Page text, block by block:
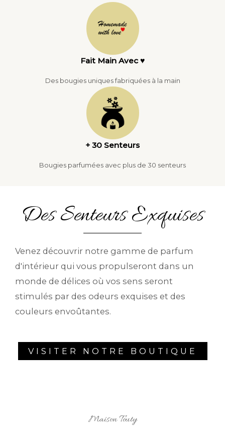
Fait Main Avec ♥
Des bougies uniques fabriquées à la main
+ 30 Senteurs
Bougies parfumées avec plus de 30 senteurs
Des Senteurs Exquises
Venez découvrir notre gamme de parfum
d'intérieur qui vous propulseront dans un
monde de délices où vos sens seront
stimulés par des odeurs exquises et des
couleurs envoûtantes.
VISITER NOTRE BOUTIQUE
Maison Touty